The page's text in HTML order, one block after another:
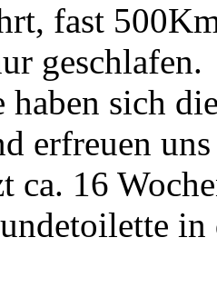
fast
geschlafen.
sich
erfreuen
ca. 16